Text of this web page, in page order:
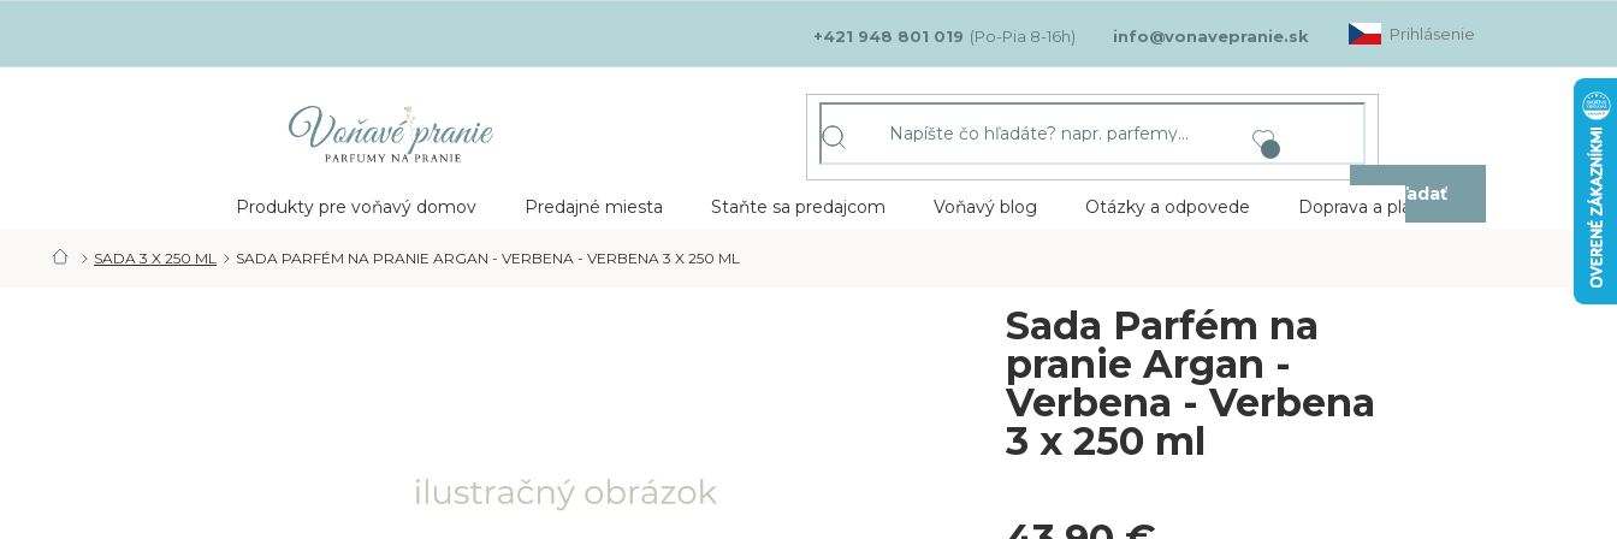
obsah
+421 948 801 019 info@vonavepranie.sk Prihlásenie
Hľadať
Produkty pre voňavý domov Predajné miesta Staňte sa predajcom Voňavý blog Otázky a odpovede Doprava a platba
DOMOV
SADA 3 X 250 ML SADA PARFÉM NA PRANIE ARGAN - VERBENA - VERBENA 3 X 250 ML
Sada Parfém na
pranie Argan -
Verbena - Verbena
3 x 250 ml